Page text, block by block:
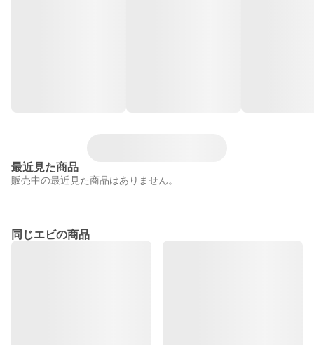
最近見た商品
販売中の最近見た商品はありません。
同じエビの商品